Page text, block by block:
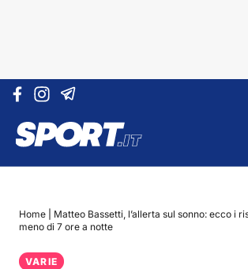
Vai al contenuto
Home
Matteo Bassetti, l’allerta sul sonno: ecco i
meno di 7 ore a notte
VARIE